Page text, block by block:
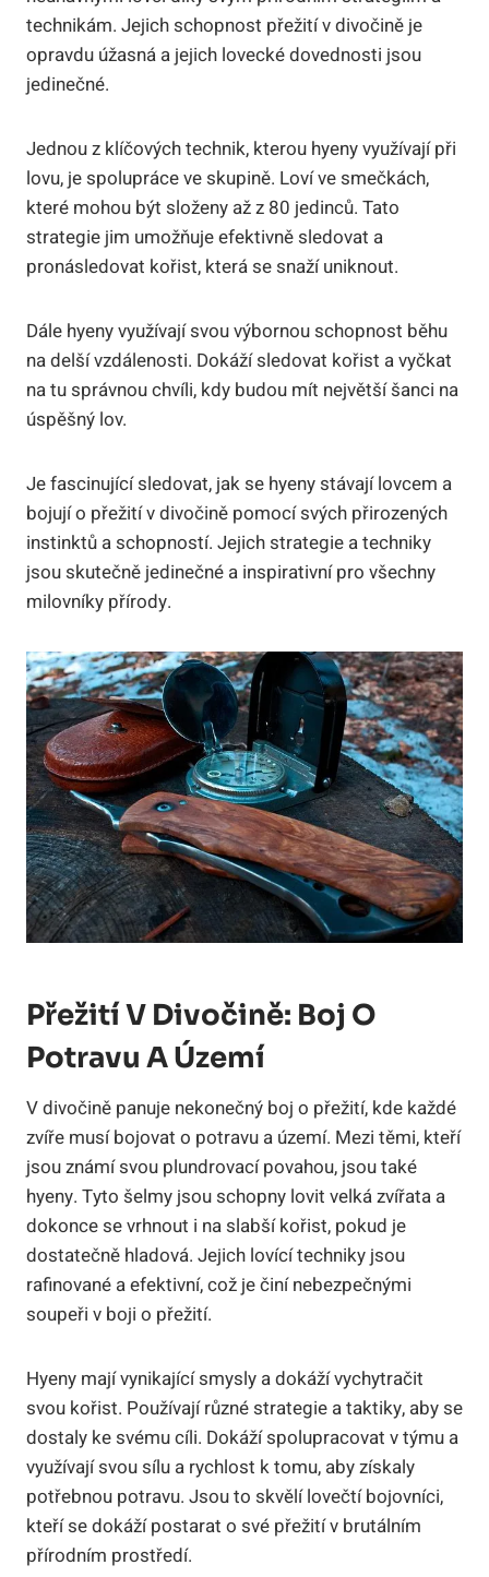
technikám. Jejich schopnost přežití v divočině je
opravdu úžasná a jejich lovecké dovednosti jsou
jedinečné.
Jednou z klíčových technik, kterou hyeny využívají při
lovu, je spolupráce ve skupině. Loví ve smečkách,
které mohou být složeny až z 80 jedinců. Tato
strategie jim umožňuje efektivně sledovat a
pronásledovat kořist, která se snaží uniknout.
Dále hyeny využívají svou výbornou schopnost běhu
na delší vzdálenosti. Dokáží sledovat kořist a vyčkat
na tu správnou chvíli, kdy budou mít největší šanci na
úspěšný lov.
Je fascinující sledovat, jak se hyeny stávají lovcem a
bojují o přežití v divočině pomocí svých přirozených
instinktů a schopností. Jejich strategie a techniky
jsou skutečně jedinečné a inspirativní pro všechny
milovníky přírody.
Přežití V Divočině: Boj O
Potravu A Území
V divočině panuje nekonečný boj o přežití, kde každé
zvíře musí bojovat o potravu a území. Mezi těmi, kteří
jsou známí svou plundrovací povahou, jsou také
hyeny. Tyto šelmy jsou schopny lovit velká zvířata a
dokonce se vrhnout i na slabší kořist, pokud je
dostatečně hladová. Jejich lovící techniky jsou
rafinované a efektivní, což je činí nebezpečnými
soupeři v boji o přežití.
Hyeny mají vynikající smysly a dokáží vychytračit
svou kořist. Používají různé strategie a taktiky, aby se
dostaly ke svému cíli. Dokáží spolupracovat v týmu a
využívají svou sílu a rychlost k tomu, aby získaly
potřebnou potravu. Jsou to skvělí lovečtí bojovníci,
kteří se dokáží postarat o své přežití v brutálním
přírodním prostředí.